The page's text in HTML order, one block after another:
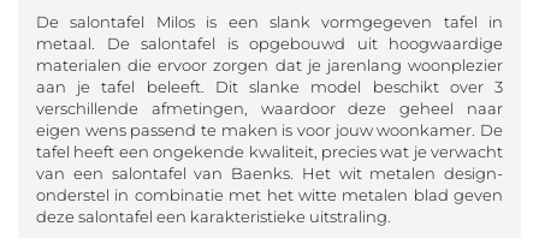
De salontafel Milos is een slank vormgegeven tafel in
metaal. De salontafel is opgebouwd uit hoogwaardige
materialen die ervoor zorgen dat je jarenlang woonplezier
aan je tafel beleeft. Dit slanke model beschikt over 3
verschillende afmetingen, waardoor deze geheel naar
eigen wens passend te maken is voor jouw woonkamer. De
tafel heeft een ongekende kwaliteit, precies wat je verwacht
van een salontafel van Baenks. Het wit metalen design-
onderstel in combinatie met het witte metalen blad geven
deze salontafel een karakteristieke uitstraling.